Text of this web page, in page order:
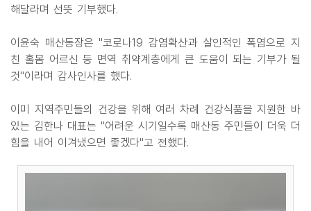
해달라며 선뜻 기부했다.
이윤숙 매산동장은 "코로나19 감염확산과 살인적인 폭염으로 지
친 홀몸 어르신 등 면역 취약계층에게 큰 도움이 되는 기부가 될
것"이라며 감사인사를 했다.
이미 지역주민들의 건강을 위해 여러 차례 건강식품을 지원한 바
있는 김한나 대표는 "어려운 시기일수록 매산동 주민들이 더욱 더
힘을 내어 이겨냈으면 좋겠다"고 전했다.